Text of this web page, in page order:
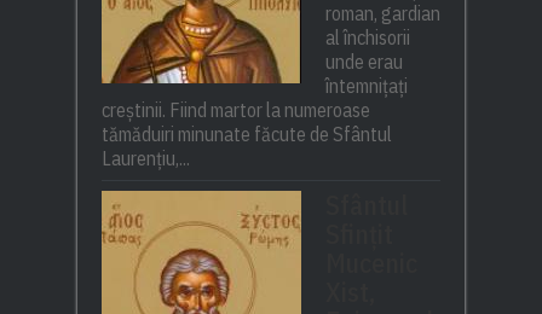
roman, gardian
al închisorii
unde erau
întemnițați
creștinii. Fiind martor la numeroase
tămăduiri minunate făcute de Sfântul
Laurențiu,...